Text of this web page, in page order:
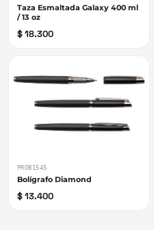
Taza Esmaltada Galaxy 400 ml
/ 13 oz
$ 18.300
PROB1545
Bolígrafo Diamond
$ 13.400